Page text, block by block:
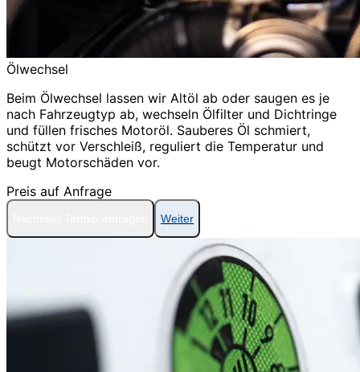
Ölwechsel
Beim Ölwechsel lassen wir Altöl ab oder saugen es je
nach Fahrzeugtyp ab, wechseln Ölfilter und Dichtringe
und füllen frisches Motoröl. Sauberes Öl schmiert,
schützt vor Verschleiß, reguliert die Temperatur und
beugt Motorschäden vor.
Preis auf Anfrage
Weiter